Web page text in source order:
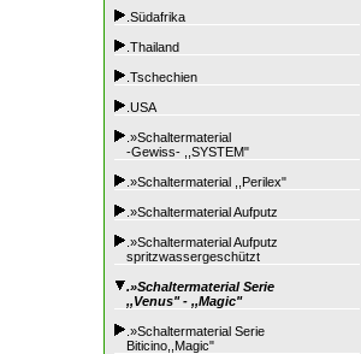
.Südafrika
.Thailand
.Tschechien
.USA
.»Schaltermaterial
-Gewiss- ,,SYSTEM"
.»Schaltermaterial ,,Perilex"
.»Schaltermaterial Aufputz
.»Schaltermaterial Aufputz
spritzwassergeschützt
.»Schaltermaterial Serie
,,Venus" - ,,Magic"
.»Schaltermaterial Serie
Biticino,,Magic"